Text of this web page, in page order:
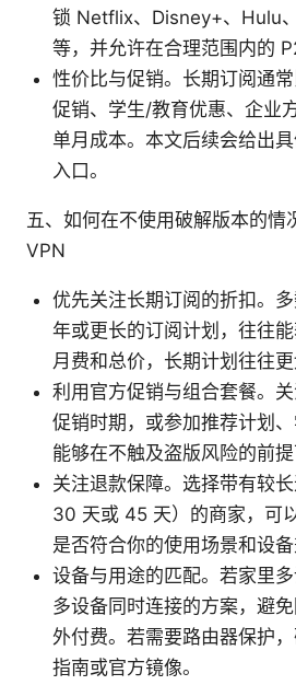
锁 Netflix、Disney+、Hulu
等，并允许在合理范围内的
性价比与促销。长期订阅通
促销、学生/教育优惠、企业
单月成本。本文后续会给出
入口。
五、如何在不使用破解版本的情
VPN
优先关注长期订阅的折扣。
年或更长的订阅计划，往往
月费和总价，长期计划往往更
利用官方促销与组合套餐。
促销时期，或参加推荐计划、
能够在不触及盗版风险的前提
关注退款保障。选择带有较
30 天或 45 天）的商家，可
是否符合你的使用场景和设备
设备与用途的匹配。若家里
多设备同时连接的方案，避
外付费。若需要路由器保护
指南或官方镜像。